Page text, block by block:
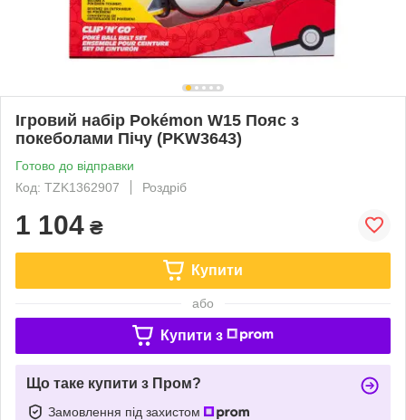
Ігровий набір Pokémon W15 Пояс з
покеболами Пічу (PKW3643)
Готово до відправки
Код: TZK1362907
Роздріб
1 104 ₴
Купити
або
Купити з
Що таке купити з Пром?
Замовлення під захистом